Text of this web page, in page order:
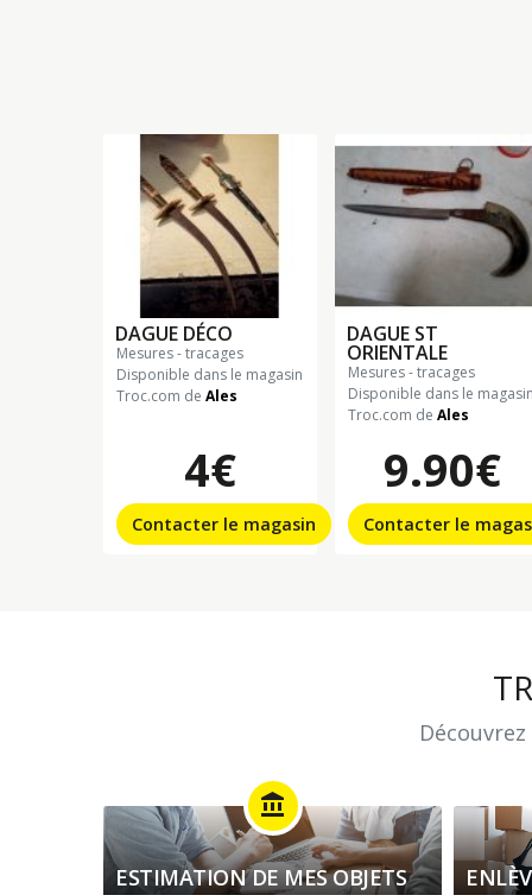
DAGUE DÉCO
mesures - tracages
Disponible dans le magasin
Troc.com de Ales
4€
Contacter le magasin
DAGUE ST
ORIENTALE
mesures - tracages
Disponible dans le
Troc.com de Ales
9.90€
Contacter le
account_balance
ESTIMATION DE MES OBJETS